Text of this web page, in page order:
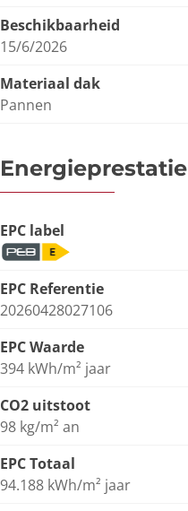
Beschikbaarheid
15/6/2026
Materiaal dak
Pannen
Energieprestatie
EPC label
EPC Referentie
20260428027106
EPC Waarde
394 kWh/m² jaar
CO2 uitstoot
98 kg/m² an
EPC Totaal
94.188 kWh/m² jaar